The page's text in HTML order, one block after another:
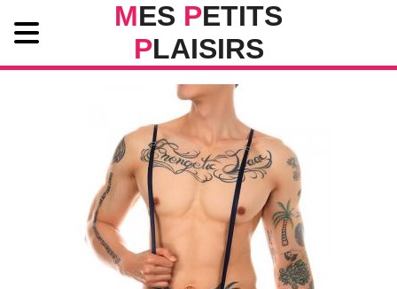
MES PETITS
PLAISIRS